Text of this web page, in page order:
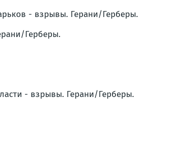
- взрывы. Герани/Герберы.
Герберы.
- взрывы. Герани/Герберы.